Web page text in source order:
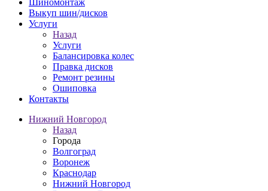
Шиномонтаж
Выкуп шин/дисков
Услуги
Назад
Услуги
Балансировка колес
Правка дисков
Ремонт резины
Ошиповка
Контакты
Нижний Новгород
Назад
Города
Волгоград
Воронеж
Краснодар
Нижний Новгород